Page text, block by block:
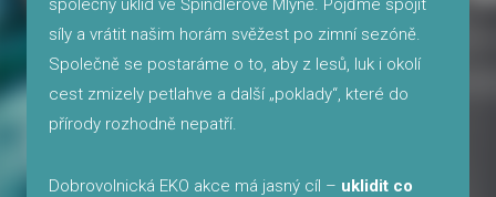
společný úklid ve Špindlerově Mlýně. Pojďme spojit
síly a vrátit našim horám svěžest po zimní sezóně.
Společně se postaráme o to, aby z lesů, luk i okolí
cest zmizely petlahve a další „poklady“, které do
přírody rozhodně nepatří.
Dobrovolnická EKO akce má jasný cíl – uklidit co